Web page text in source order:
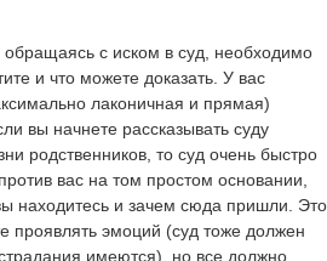
обращаясь с иском в суд, необходимо
и что можете доказать. У вас
лаконичная и прямая)
вы начнете рассказывать суду
родственников, то суд очень быстро
вас на том простом основании,
находитесь и зачем сюда пришли. Это
проявлять эмоций (суд тоже должен
имеются), но все должно